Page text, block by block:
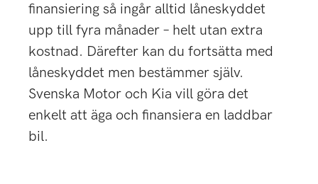
finansiering så ingår alltid låneskyddet
upp till fyra månader – helt utan extra
kostnad. Därefter kan du fortsätta med
låneskyddet men bestämmer själv.
Svenska Motor och Kia vill göra det
enkelt att äga och finansiera en laddbar
bil.